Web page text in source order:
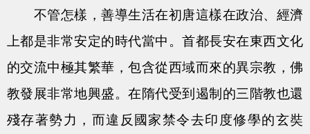
不管怎樣，善導生活在初唐這樣在政治、經濟
上都是非常安定的時代當中。首都長安在東西文化
的交流中極其繁華，包含從西域而來的異宗教，佛
教發展非常地興盛。在隋代受到遏制的三階教也還
殘存著勢力，而違反國家禁令去印度修學的玄奘